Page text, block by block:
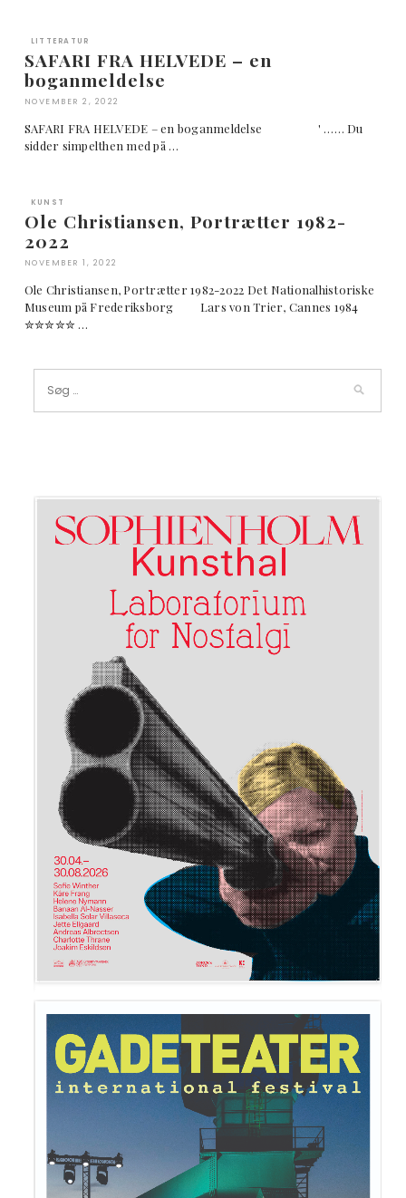
LITTERATUR
SAFARI FRA HELVEDE – en
boganmeldelse
NOVEMBER 2, 2022
SAFARI FRA HELVEDE – en boganmeldelse ' …… Du
sidder simpelthen med på …
KUNST
Ole Christiansen, Portrætter 1982-
2022
NOVEMBER 1, 2022
Ole Christiansen, Portrætter 1982-2022 Det Nationalhistoriske
Museum på Frederiksborg Lars von Trier, Cannes 1984
✮✮✮✮✮ …